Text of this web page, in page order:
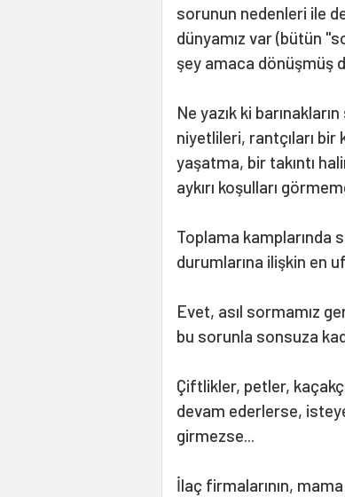
sorunun nedenleri ile
dünyamız var (bütün
şey amaca dönüşmüş
Ne yazık ki
niyetlileri, rantçıları bir
yaşatma, bir takıntı
aykırı koşulları
Toplama kamplarında
durumlarına ilişkin en
Evet, asıl sormamız
bu sorunla sonsuza
Çiftlikler, petler,
devam ederlerse,
girmezse...
İlaç firmalarının,